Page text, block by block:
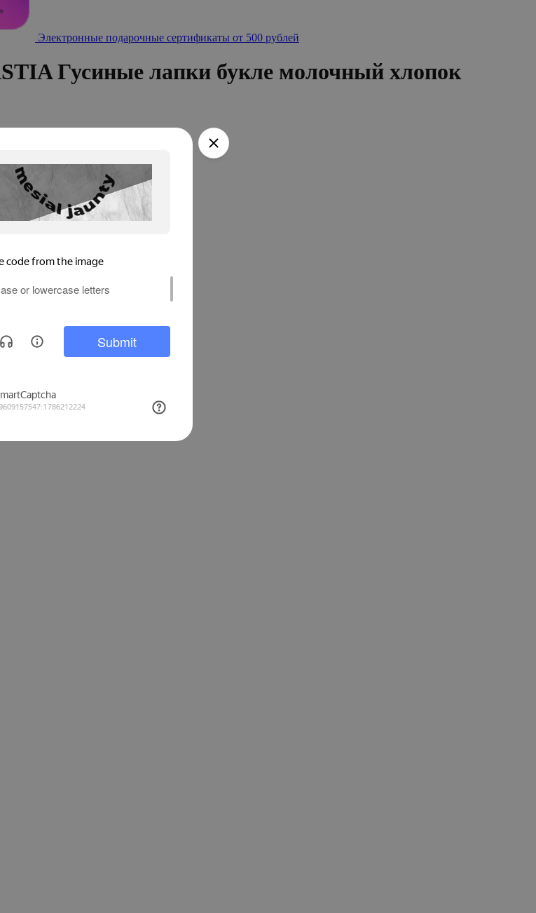
Электронные подарочные сертификаты от 500 рублей
Гусиные лапки букле молочный хлопок